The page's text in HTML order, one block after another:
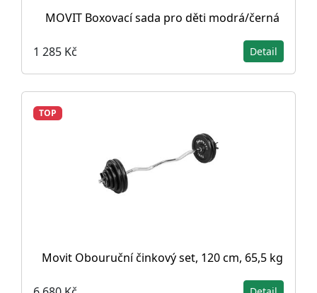
MOVIT Boxovací sada pro děti modrá/černá
1 285 Kč Detail
TOP
Movit Obouruční činkový set, 120 cm, 65,5 kg